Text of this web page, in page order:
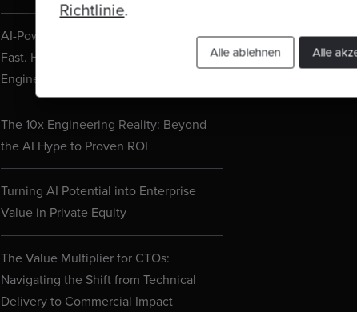
Richtlinie.
Alle
Alle ablehnen
AI-Powered Engineering is Changing
Fast. Here’s What Manchester’s
Engineering Leaders Actually Think
The 10x Engineering Reality: Beyond
the AI Hype to Proven ROI
Turning AI Potential into Enterprise
Value in Private Equity
The Value Multiplier for CTOs:
Navigating the Shift from Technical
Delivery to Commercial Impact